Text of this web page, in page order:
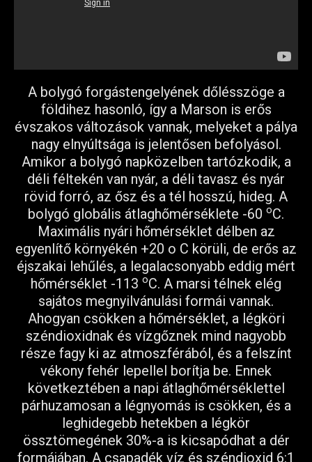
A bolygó forgástengelyének dőlésszöge a
földihez hasonló, így a Marson is erős
évszakos változások vannak, melyeket a pálya
nagy elnyúltsága is jelentősen befolyásol.
Amikor a bolygó napközelben tartózkodik, a
déli féltekén van nyár, a déli tavasz és nyár
rövid forró, az ősz és a tél hosszú, hideg. A
bolygó globális átlaghőmérséklete -60 oC.
Maximális nyári hőmérséklet délben az
egyenlítő környékén +20 o C körüli, de erős az
éjszakai lehűlés, a legalacsonyabb eddig mért
hőmérséklet -113 oC. A marsi télnek elég
sajátos megnyilvánulási formái vannak.
Ahogyan csökken a hőmérséklet, a légköri
széndioxidnak és vízgőznek mind nagyobb
része fagy ki az atmoszférából, és a felszínt
vékony fehér lepellel borítja be. Ennek
következtében a napi átlaghőmérséklettel
párhuzamosan a légnyomás is csökken, és a
leghidegebb hetekben a légkör
össztömegének 30%-a is kicsapódhat a dér
formájában. A csapadék víz és széndioxid 6:1